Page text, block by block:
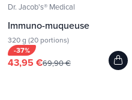
Dr. Jacob's® Medical
Immuno-muqueuse
320 g (20 portions)
-37%
43,95 €69,90 €